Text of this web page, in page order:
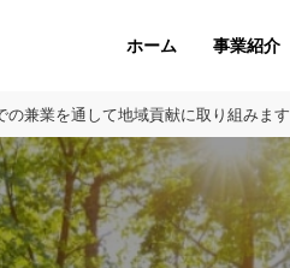
ホーム 事業紹介
兼業を通して地域貢献に取り組みます